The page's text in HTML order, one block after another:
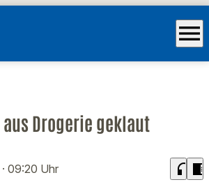
menu
Drogerie geklaut
· 09:20 Uhr headphones chrome_reader_mode